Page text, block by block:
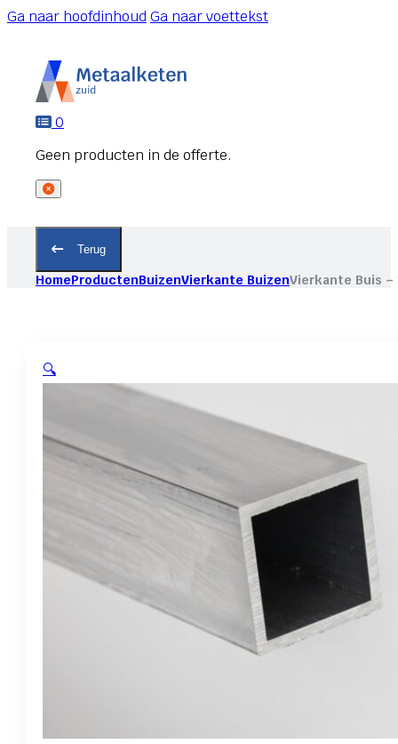
Ga naar hoofdinhoudGa naar voettekst
0
Terug
HomeProductenBuizenVierkante BuizenVierkante Buis –
🔍